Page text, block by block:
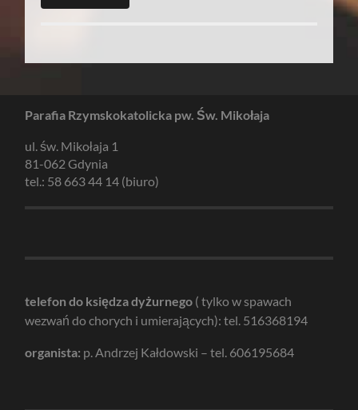
Parafia Rzymskokatolicka pw. Św. Mikołaja
ul. św. Mikołaja 1
81-062 Gdynia
tel.: 58 663 44 14 (biuro)
telefon do księdza dyżurnego ( tylko w spawach
wezwań do chorych i umierających): tel. 516368194
organista: p. Andrzej Kałdowski – tel. 606195684